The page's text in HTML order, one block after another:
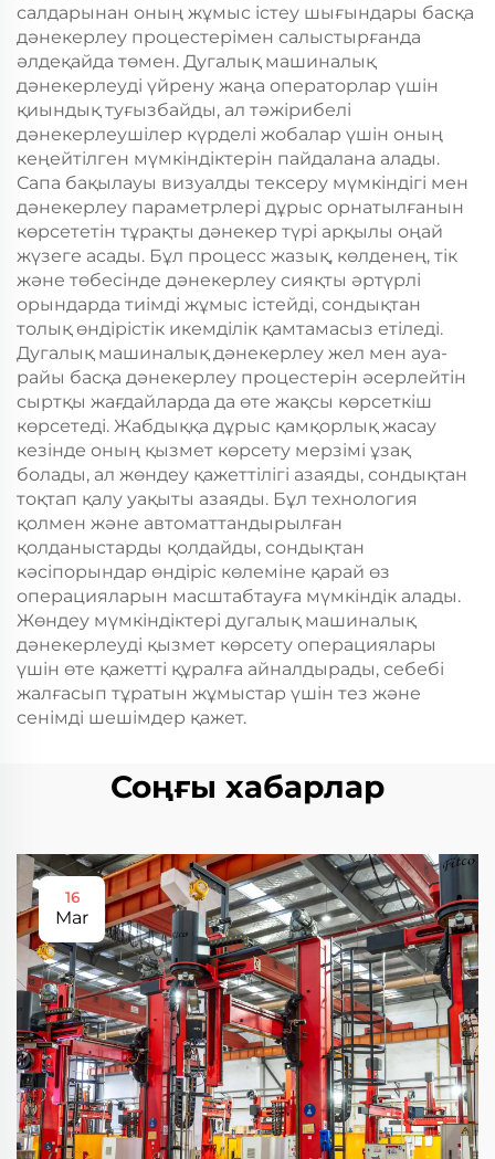
салдарынан оның жұмыс істеу шығындары басқа
дәнекерлеу процестерімен салыстырғанда
әлдеқайда төмен. Дугалық машиналық
дәнекерлеуді үйрену жаңа операторлар үшін
қиындық туғызбайды, ал тәжірибелі
дәнекерлеушілер күрделі жобалар үшін оның
кеңейтілген мүмкіндіктерін пайдалана алады.
Сапа бақылауы визуалды тексеру мүмкіндігі мен
дәнекерлеу параметрлері дұрыс орнатылғанын
көрсететін тұрақты дәнекер түрі арқылы оңай
жүзеге асады. Бұл процесс жазық, көлденең, тік
және төбесінде дәнекерлеу сияқты әртүрлі
орындарда тиімді жұмыс істейді, сондықтан
толық өндірістік икемділік қамтамасыз етіледі.
Дугалық машиналық дәнекерлеу жел мен ауа-
райы басқа дәнекерлеу процестерін әсерлейтін
сыртқы жағдайларда да өте жақсы көрсеткіш
көрсетеді. Жабдыққа дұрыс қамқорлық жасау
кезінде оның қызмет көрсету мерзімі ұзақ
болады, ал жөндеу қажеттілігі азаяды, сондықтан
тоқтап қалу уақыты азаяды. Бұл технология
қолмен және автоматтандырылған
қолданыстарды қолдайды, сондықтан
кәсіпорындар өндіріс көлеміне қарай өз
операцияларын масштабтауға мүмкіндік алады.
Жөндеу мүмкіндіктері дугалық машиналық
дәнекерлеуді қызмет көрсету операциялары
үшін өте қажетті құралға айналдырады, себебі
жалғасып тұратын жұмыстар үшін тез және
сенімді шешімдер қажет.
Соңғы хабарлар
16
Mar